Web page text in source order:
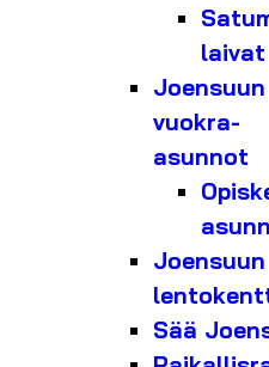
laivat
Joensuun
vuokra-
asunnot
Joensuun
Sää